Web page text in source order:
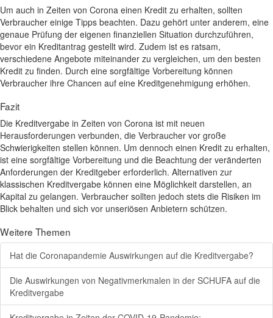
Um auch in Zeiten von Corona einen Kredit zu erhalten, sollten
Verbraucher einige Tipps beachten. Dazu gehört unter anderem, eine
genaue Prüfung der eigenen finanziellen Situation durchzuführen,
bevor ein Kreditantrag gestellt wird. Zudem ist es ratsam,
verschiedene Angebote miteinander zu vergleichen, um den besten
Kredit zu finden. Durch eine sorgfältige Vorbereitung können
Verbraucher ihre Chancen auf eine Kreditgenehmigung erhöhen.
Fazit
Die Kreditvergabe in Zeiten von Corona ist mit neuen
Herausforderungen verbunden, die Verbraucher vor große
Schwierigkeiten stellen können. Um dennoch einen Kredit zu erhalten,
ist eine sorgfältige Vorbereitung und die Beachtung der veränderten
Anforderungen der Kreditgeber erforderlich. Alternativen zur
klassischen Kreditvergabe können eine Möglichkeit darstellen, an
Kapital zu gelangen. Verbraucher sollten jedoch stets die Risiken im
Blick behalten und sich vor unseriösen Anbietern schützen.
Weitere Themen
Hat die Coronapandemie Auswirkungen auf die Kreditvergabe?
Die Auswirkungen von Negativmerkmalen in der SCHUFA auf die
Kreditvergabe